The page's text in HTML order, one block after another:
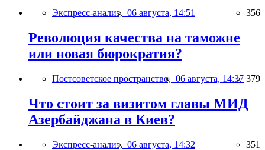
Экспресс-анализ, 06 августа, 14:51 356
Революция качества на таможне
или новая бюрократия?
Постсоветское пространство, 06 августа, 14:37 379
Что стоит за визитом главы МИД
Азербайджана в Киев?
Экспресс-анализ, 06 августа, 14:32 351